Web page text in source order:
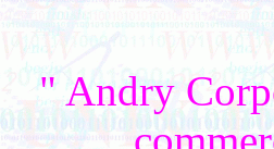
" Andry